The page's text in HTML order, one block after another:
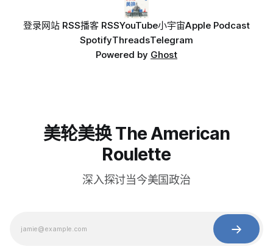
登录网站 RSS播客 RSSYouTube小宇宙Apple Podcast
SpotifyThreadsTelegram
Powered by Ghost
美轮美换 The American
Roulette
深入探讨当今美国政治